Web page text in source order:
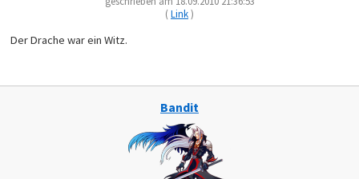
(Link)
Der Drache war ein Witz.
Bandit